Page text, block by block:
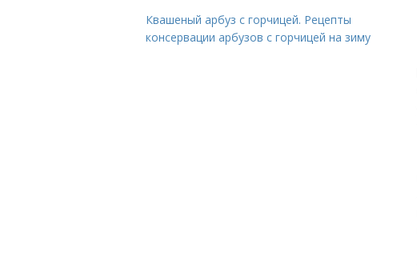
Квашеный арбуз с горчицей. Рецепты
консервации арбузов с горчицей на зиму